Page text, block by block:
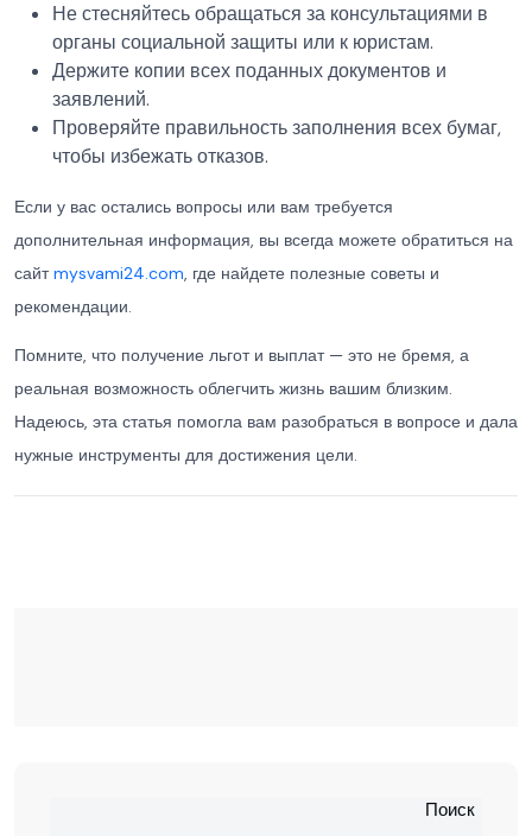
Не стесняйтесь обращаться за консультациями в
органы социальной защиты или к юристам.
Держите копии всех поданных документов и
заявлений.
Проверяйте правильность заполнения всех бумаг,
чтобы избежать отказов.
Если у вас остались вопросы или вам требуется
дополнительная информация, вы всегда можете обратиться на
сайтmysvami24.com, где найдете полезные советы и
рекомендации.
Помните, что получение льгот и выплат — это не бремя, а
реальная возможность облегчить жизнь вашим близким.
Надеюсь, эта статья помогла вам разобраться в вопросе и дала
нужные инструменты для достижения цели.
Поиск